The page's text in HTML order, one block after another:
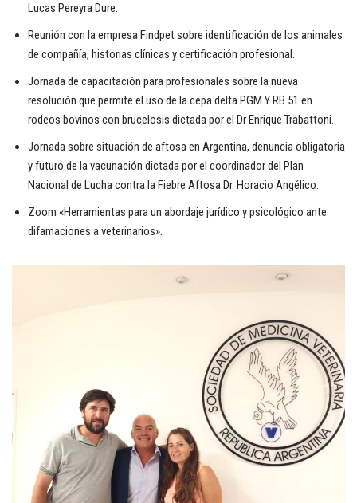
Lucas Pereyra Dure.
Reunión con la empresa Findpet sobre identificación de los animales
de compañía, historias clínicas y certificación profesional.
Jornada de capacitación para profesionales sobre la nueva
resolución que permite el uso de la cepa delta PGM Y RB 51 en
rodeos bovinos con brucelosis dictada por el Dr Enrique Trabattoni.
Jornada sobre situación de aftosa en Argentina, denuncia obligatoria
y futuro de la vacunación dictada por el coordinador del Plan
Nacional de Lucha contra la Fiebre Aftosa Dr. Horacio Angélico.
Zoom «Herramientas para un abordaje jurídico y psicológico ante
difamaciones a veterinarios».